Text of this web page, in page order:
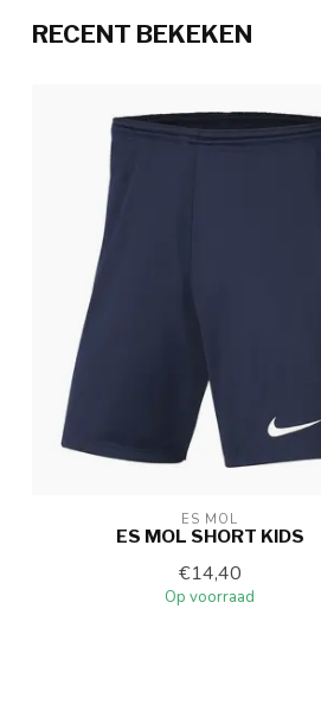
RECENT BEKEKEN
ES MOL
ES MOL SHORT KIDS
€14,40
Op voorraad